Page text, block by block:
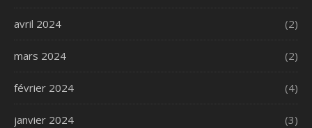
avril 2024 (2)
mars 2024 (2)
février 2024 (4)
janvier 2024 (3)